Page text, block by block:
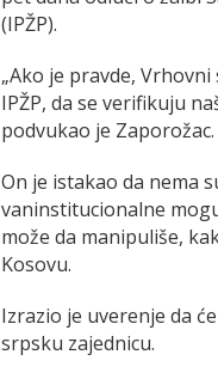
(IPŽP).
„Ako je pravde,
IPŽP, da se verifikuju
podvukao je Zaporožac.
On je istakao da nema
vaninstitucionalne
može da manipuliše,
Kosovu.
Izrazio je uverenje da
srpsku zajednicu.